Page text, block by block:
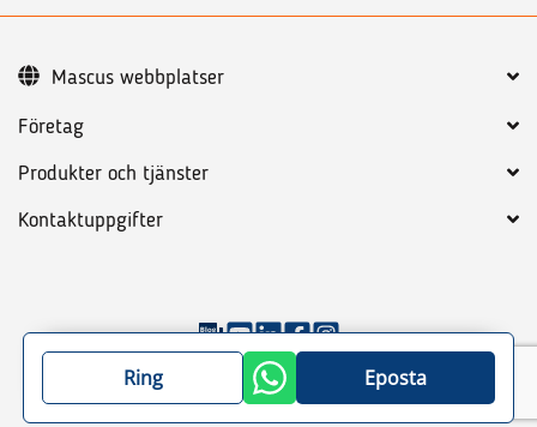
Företag
Produkter och tjänster
Kontaktuppgifter
Mascus Allmänna villkor
Integritetspolicy
Sajtkarta
Mascus webbplatser
Ring Eposta